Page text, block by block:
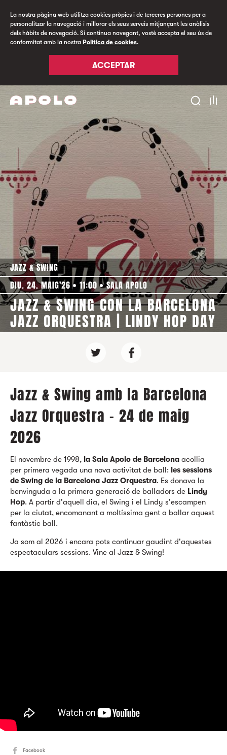
La nostra pàgina web utilitza cookies pròpies i de terceres persones per a
personalitzar la navegació i millorar els seus serveis mitjançant les anàlisis
dels hàbits de navegació. Si continua navegant, vostè accepta el seu ús de
conformitat amb la nostra Política de cookies.
ACCEPTAR
JAZZ & SWING
DIU. 24. MAIG'26
11:00 SALA APOLO
JAZZ & SWING CON LA BARCELONA
JAZZ ORQUESTRA | LINDY HOP DAY
Jazz & Swing amb la Barcelona
Jazz Orquestra - 24 de maig
2026
El novembre de 1998, la Sala Apolo de Barcelona acollia
per primera vegada una nova activitat de ball: les sessions
de Swing de la Barcelona Jazz Orquestra. Es donava la
benvinguda a la primera generació de balladors de Lindy
Hop. A partir d'aquell dia, el Swing i el Lindy s'escampen
per la ciutat, encomanant a moltíssima gent a ballar aquest
fantàstic ball.
Ja som al 2026 i encara pots continuar gaudint d'aquestes
espectaculars sessions. Vine al Jazz & Swing!
Facebook